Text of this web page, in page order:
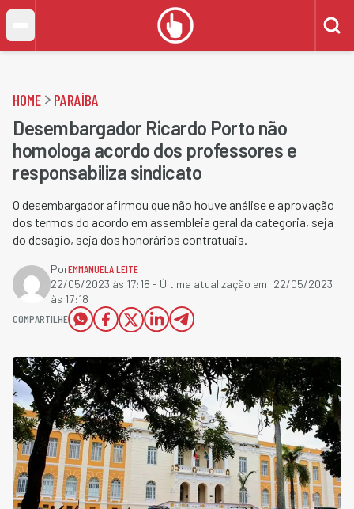
HOME PARAÍBA
Desembargador Ricardo Porto não
homologa acordo dos professores e
responsabiliza sindicato
O desembargador afirmou que não houve análise e aprovação
dos termos do acordo em assembleia geral da categoria, seja
do deságio, seja dos honorários contratuais.
PorEMMANUELA LEITE
22/05/2023 às 17:18 - Última atualização em: 22/05/2023
às 17:18
COMPARTILHE